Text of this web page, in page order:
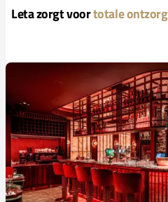
Leta zorgt voortotale